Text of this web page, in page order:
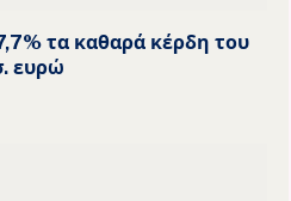
τα καθαρά κέρδη του
ευρώ